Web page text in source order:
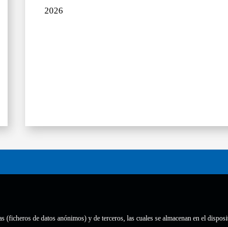
de datos anónimos) y de terceros, las cuales se almacenan en el
2026